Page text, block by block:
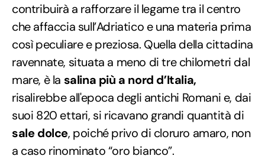
contribuirà a rafforzare il legame tra il centro
che affaccia sull’Adriatico e una materia prima
così peculiare e preziosa. Quella della cittadina
ravennate, situata a meno di tre chilometri dal
mare, è la salina più a nord d’Italia,
risalirebbe all'epoca degli antichi Romani e, dai
suoi 820 ettari, si ricavano grandi quantità di
sale dolce, poiché privo di cloruro amaro, non
a caso rinominato “oro bianco”.